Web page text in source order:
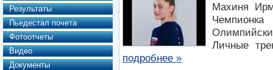
Результаты
Пьедестал почета
Фотоотчеты
Видео
Документы
Махиня
Личные
подробнее »